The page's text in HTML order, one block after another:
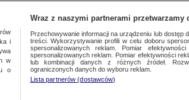
i
w
o
Wraz z naszymi partnerami przetwarzamy
Przechowywanie informacji na urządzeniu lub dostęp
treści. Wykorzystywanie profili w celu doboru
spersonalizowanych reklam. Pomiar
spersonalizowanych reklam. Pomiar efektywności
lub kombinacji danych z różnych źródeł.
ograniczonych danych do wyboru reklam.
Lista partnerów (dostawców)